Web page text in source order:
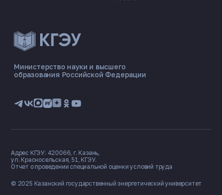
ЭНЕРГОКОД — ПОМОЩНИК КГЭУ
📋 Приёмная комиссия
🏠 Общежитие
Министерство науки и высшего
образования Российской Федерации
© 2025 Казанский государственный энергетический университет
Адрес КГЭУ: 420066, г. Казань,
ул. Красносельская, 51, КГЭУ.
Отчет о проведении специальной оценки условий труда